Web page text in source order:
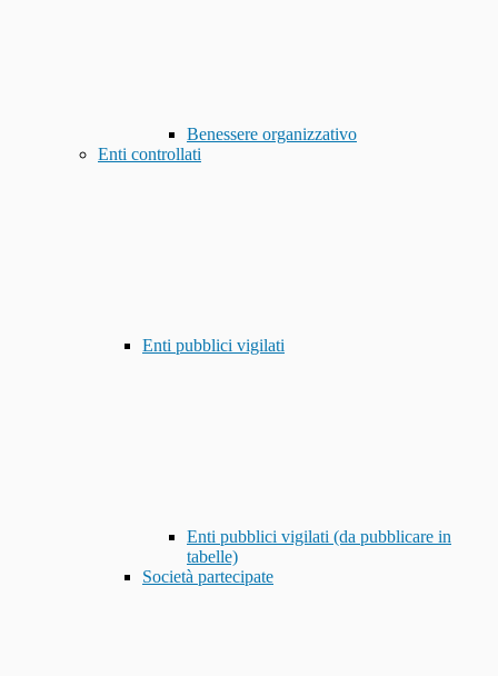
Benessere organizzativo
Enti controllati
Enti pubblici vigilati
Enti pubblici vigilati (da pubblicare in
tabelle)
Società partecipate